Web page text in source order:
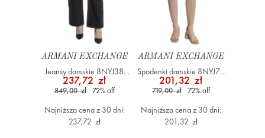
ARMANI EXCHANGE
Jeansy damskie 8NYJ38
YWWWZ Granatowy
237,72 zł
849,00 zł 72%off
Najniższa cena z 30 dni:
237,72 zł
ARMANI EXCHANGE
Spodenki damskie 8NYJ77
YWWWZ Granatowy
201,32 zł
719,00 zł 72%off
Najniższa cena z 30 dni:
201,32 zł